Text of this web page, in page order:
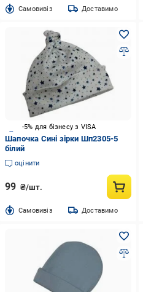
Cамовивіз Доставимо
-5% для бізнесу з VISA
Шапочка Сині зірки Шп2305-5
білий
оцінити
99 ₴/шт.
Cамовивіз Доставимо